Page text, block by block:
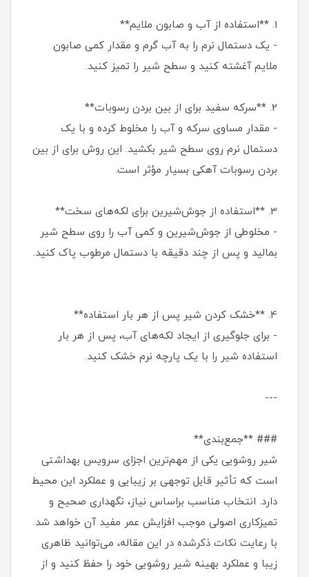
1. **استفاده از آب و صابون ملایم**
- یک دستمال نرم را به آب گرم و مقدار کمی صابون
ملایم آغشته کنید و سطح شیر را تمیز کنید.
2. **سرکه سفید برای از بین بردن رسوبات**
- مقدار مساوی سرکه و آب را مخلوط کرده و با یک
دستمال نرم روی سطح شیر بکشید. این روش برای از بین
بردن رسوبات آهکی بسیار مؤثر است.
3. **استفاده از جوش‌شیرین برای لکه‌های سخت**
- مخلوطی از جوش‌شیرین و کمی آب را روی سطح شیر
بمالید و پس از چند دقیقه با دستمال مرطوب پاک کنید.
4. **خشک کردن شیر پس از هر بار استفاده**
- برای جلوگیری از ایجاد لکه‌های آب، پس از هر بار
استفاده شیر را با یک پارچه نرم خشک کنید.
---
### **جمع‌بندی**
شیر روشویی یکی از مهم‌ترین اجزای سرویس بهداشتی
است که تأثیر قابل توجهی بر زیبایی و عملکرد این محیط
دارد. انتخاب مناسب براساس نیاز، نگهداری صحیح و
تمیزکاری اصولی موجب افزایش عمر مفید آن خواهد شد.
با رعایت نکات ذکر‌شده در این مقاله، می‌توانید ظاهری
زیبا و عملکرد بهینه شیر روشویی خود را حفظ کنید و از